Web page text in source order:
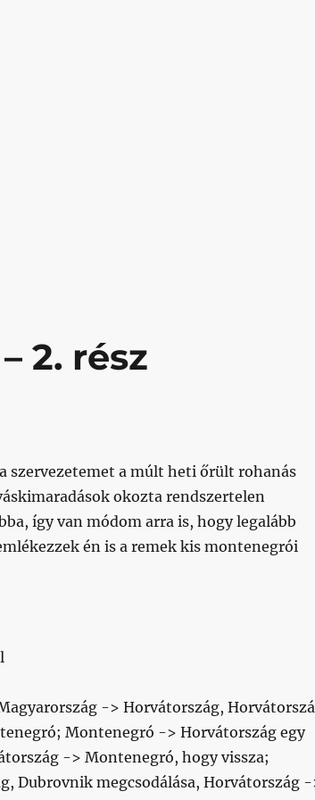
2. rész
szervezetemet a múlt heti őrült rohanás
okozta rendszertelen
így van módom arra is, hogy legalább
én is a remek kis montenegrói
-> Horvátország,
Montenegró -> Horvátország egy
-> Montenegró, hogy vissza;
Dubrovnik megcsodálása, Horvátország